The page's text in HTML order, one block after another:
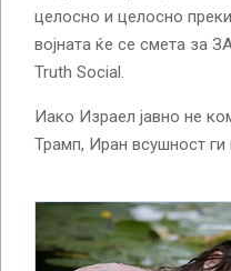
целосно и целосно
војната ќе се смета за
Truth Social.
Иако Израел јавно не
Трамп, Иран всушност